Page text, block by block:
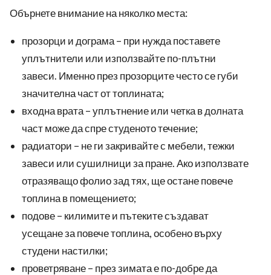
Обърнете внимание на няколко места:
прозорци и дограма – при нужда поставете
уплътнители или използвайте по-плътни
завеси. Именно през прозорците често се губи
значителна част от топлината;
входна врата – уплътнение или четка в долната
част може да спре студеното течение;
радиатори – не ги закривайте с мебели, тежки
завеси или сушилници за пране. Ако използвате
отразяващо фолио зад тях, ще остане повече
топлина в помещението;
подове – килимите и пътеките създават
усещане за повече топлина, особено върху
студени настилки;
проветряване – през зимата е по-добре да